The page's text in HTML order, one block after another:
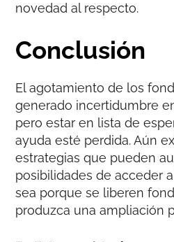
novedad al respecto.
Conclusión
El agotamiento de los
generado incertidumbre
pero estar en lista de
ayuda esté perdida. Aún
estrategias que pueden
posibilidades de acceder
sea porque se liberen
produzca una ampliación